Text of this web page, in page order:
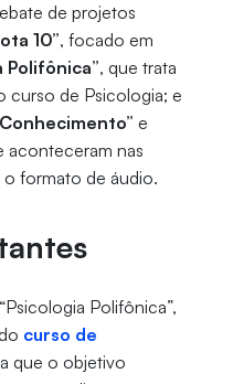
de projetos
10”, focado em
Polifônica”, que trata
curso de Psicologia; e
e
aconteceram nas
o formato de áudio.
Polifônica”,
curso de
que o objetivo